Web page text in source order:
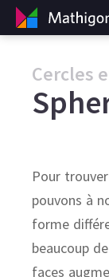
Cercles
Pour
pouvons à
forme
beaucoup
faces